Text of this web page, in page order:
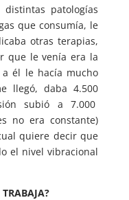
patologías
que consumía, le
otras terapias,
que le venía era la
a él le hacía mucho
llegó, daba 4.500
subió a 7.000
no era constante)
quiere decir que
el nivel vibracional